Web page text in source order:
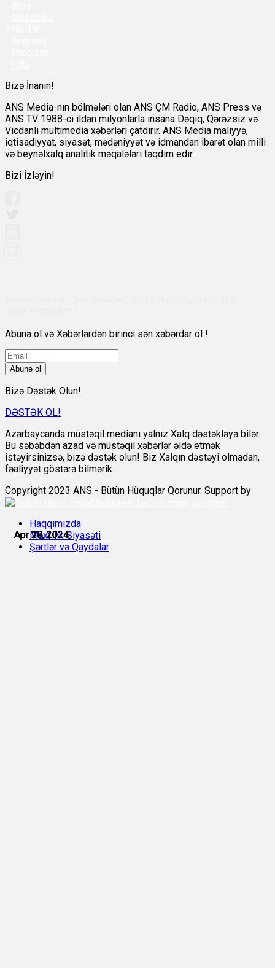
Apr 18, 2024
Apr 18, 2024
Apr 19, 2024
Apr 19, 2024
Apr 20, 2024
Apr 20, 2024
Bizə İnanın!
ANS Media-nın bölmələri olan ANS ÇM Radio, ANS Press və
ANS TV 1988-ci ildən milyonlarla insana Dəqiq, Qərəzsiz və
Vicdanlı multimedia xəbərləri çatdırır. ANS Media maliyyə,
iqtisadiyyat, siyasət, mədəniyyət və idmandan ibarət olan milli
və beynəlxalq analitik məqalələri təqdim edir.
Bizi İzləyin!
Abunə ol və Xəbərlərdən birinci sən xəbərdar ol !
Abunə ol
Bizə Dəstək Olun!
DƏSTƏK OL!
Azərbaycanda müstəqil medianı yalnız Xalq dəstəkləyə bilər.
Bu səbəbdən azad və müstəqil xəbərlər əldə etmək
istəyirsinizsə, bizə dəstək olun! Biz Xalqın dəstəyi olmadan,
fəaliyyət göstərə bilmərik.
Copyright 2023 ANS - Bütün Hüquqlar Qorunur. Support by
Haqqımızda
Məxfilik Siyasəti
Şərtlər və Qaydalar